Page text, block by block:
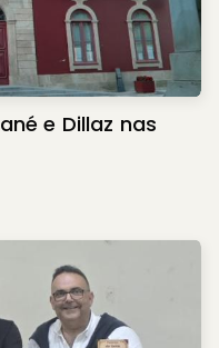
e Dillaz nas